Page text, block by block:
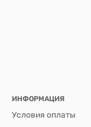
ИНФОРМАЦИЯ
Условия оплаты